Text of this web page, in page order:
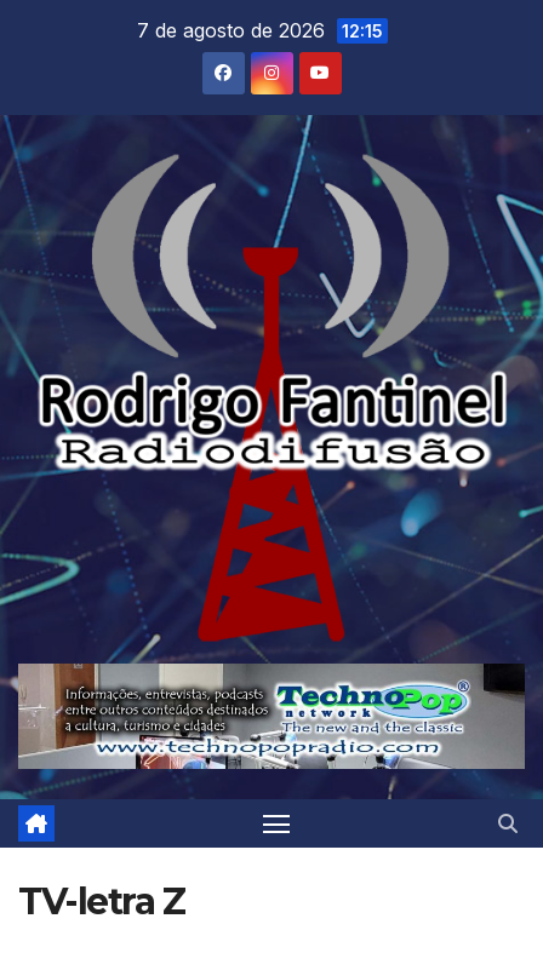
7 de agosto de 2026 12:15
TV-letra Z